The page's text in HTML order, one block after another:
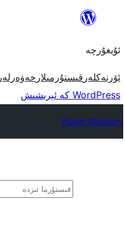
مەزمۇنغا
ئۇيغۇرچە
ئۆرنەكلەر قىستۇرمىلار خەۋەرلەر
WordPress كە ئېرىشىش
Plugin Directory
ئىزدە